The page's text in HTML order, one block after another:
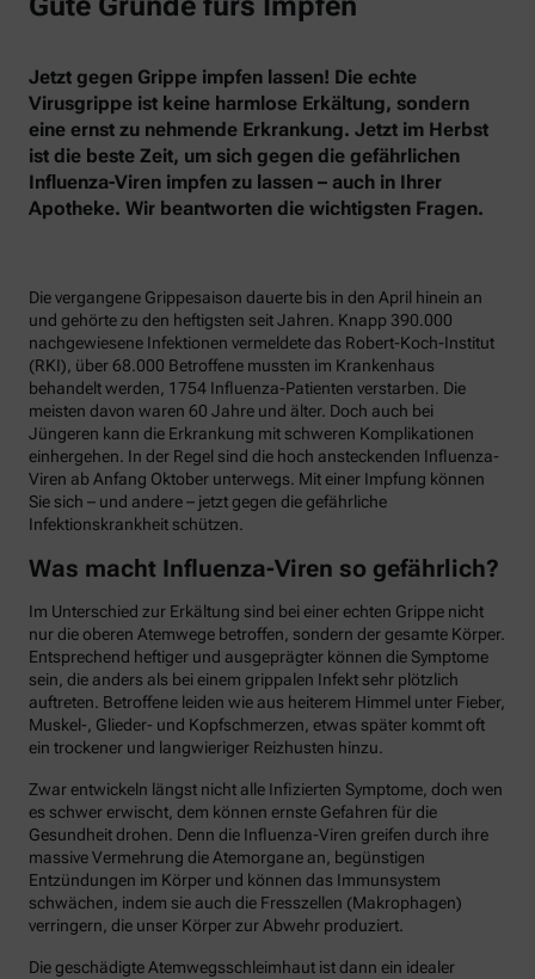
Jetzt gegen Grippe impfen lassen! Die echte
Virusgrippe ist keine harmlose Erkältung, sondern
eine ernst zu nehmende Erkrankung. Jetzt im Herbst
ist die beste Zeit, um sich gegen die gefährlichen
Influenza-Viren impfen zu lassen – auch in Ihrer
Apotheke. Wir beantworten die wichtigsten Fragen.
Die vergangene Grippesaison dauerte bis in den April hinein an
und gehörte zu den heftigsten seit Jahren. Knapp 390.000
nachgewiesene Infektionen vermeldete das Robert-Koch-Institut
(RKI), über 68.000 Betroffene mussten im Krankenhaus
behandelt werden, 1754 Influenza-Patienten verstarben. Die
meisten davon waren 60 Jahre und älter. Doch auch bei
Jüngeren kann die Erkrankung mit schweren Komplikationen
einhergehen. In der Regel sind die hoch ansteckenden Influenza-
Viren ab Anfang Oktober unterwegs. Mit einer Impfung können
Sie sich – und andere – jetzt gegen die gefährliche
Infektionskrankheit schützen.
Was macht Influenza-Viren so gefährlich?
Im Unterschied zur Erkältung sind bei einer echten Grippe nicht
nur die oberen Atemwege betroffen, sondern der gesamte Körper.
Entsprechend heftiger und ausgeprägter können die Symptome
sein, die anders als bei einem grippalen Infekt sehr plötzlich
auftreten. Betroffene leiden wie aus heiterem Himmel unter Fieber,
Muskel-, Glieder- und Kopfschmerzen, etwas später kommt oft
ein trockener und langwieriger Reizhusten hinzu.
Zwar entwickeln längst nicht alle Infizierten Symptome, doch wen
es schwer erwischt, dem können ernste Gefahren für die
Gesundheit drohen. Denn die Influenza-Viren greifen durch ihre
massive Vermehrung die Atemorgane an, begünstigen
Entzündungen im Körper und können das Immunsystem
schwächen, indem sie auch die Fresszellen (Makrophagen)
verringern, die unser Körper zur Abwehr produziert.
Die geschädigte Atemwegsschleimhaut ist dann ein idealer